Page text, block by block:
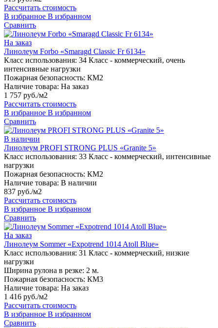
Рассчитать стоимость
В избранное В избранном
Сравнить
На заказ
Линолеум Forbo «Smaragd Classic Fr 6134»
Класс использования: 34 Класс - коммерческий, очень
интенсивные нагрузки
Пожарная безопасность: КМ2
Наличие товара: На заказ
1 757 руб./м2
Рассчитать стоимость
В избранное В избранном
Сравнить
В наличии
Линолеум PROFI STRONG PLUS «Granite 5»
Класс использования: 33 Класс - коммерческий, интенсивные
нагрузки
Пожарная безопасность: КМ2
Наличие товара: В наличии
837 руб./м2
Рассчитать стоимость
В избранное В избранном
Сравнить
На заказ
Линолеум Sommer «Expotrend 1014 Atoll Blue»
Класс использования: 31 Класс - коммерческий, низкие
нагрузки
Ширина рулона в резке: 2 м.
Пожарная безопасность: КМ3
Наличие товара: На заказ
1 416 руб./м2
Рассчитать стоимость
В избранное В избранном
Сравнить